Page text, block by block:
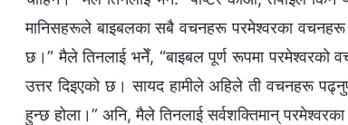
मानिसहरूले बाइबलका सबै वचनहरू परमेश्‍वरका
छ।” मैले तिनलाई भनेँ, “बाइबल पूर्ण रूपमा परमेश्‍वरको
उत्तर दिइएको छ। सायद हामीले अहिले ती वचनहरू
हुन्छ होला।” अनि, मैले तिनलाई सर्वशक्तिमान्‌